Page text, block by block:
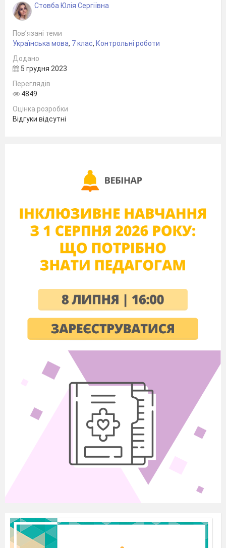
відпороти
дихатиме, вручити
досягати
Г відзначитися, визнати, явитися,
золотаві листки.
Б Вінок захищає дівчину від “лихого
В У Щедрий вечір готували багатий
святковий стіл, який символізував
щастя, добро, багатий врожай нового
року.
точні слова.
Усі дієслова належать до особових
форм у рядку
А спатимеш, коханий, хворіють,
турбуватись
Б сиджу, бачиш, купуватиму, біжать
В видніється, дивишся, любити,
летить
Г ходиш, готую, присунутий,
вступатимеш
У формі 1-ої особи однини всі
проходжу
Б ризикує, рівняюсь, шукаю,
Стовба Юлія Сергіївна
Пов’язані теми
Українська мова, 7 клас, Контрольні роботи
Додано
5 грудня 2023
Переглядів
4849
Оцінка розробки
Відгуки відсутні